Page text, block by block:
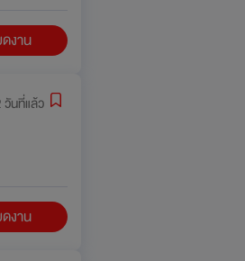
งาน
วันที่แล้ว
งาน